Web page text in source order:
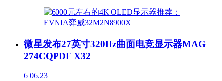
微星发布27英寸320Hz曲面电竞显示器MAG
274CQPDF X32
6 06.23